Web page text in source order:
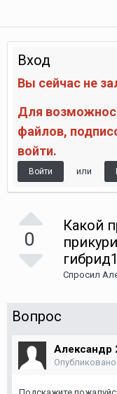
Вход
Вы сейчас не
Для
файлов,
войти.
Войти или
0
Какой
Спросил
Вопрос
Александр
Опубликовано: